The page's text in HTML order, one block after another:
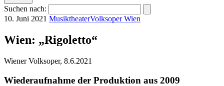
Suchen nach:
10. Juni 2021 MusiktheaterVolksoper Wien
Wien: „Rigoletto“
Wiener Volksoper, 8.6.2021
Wiederaufnahme der Produktion aus 2009